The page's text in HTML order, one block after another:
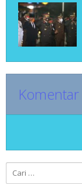
Komentar
Cari
untuk: